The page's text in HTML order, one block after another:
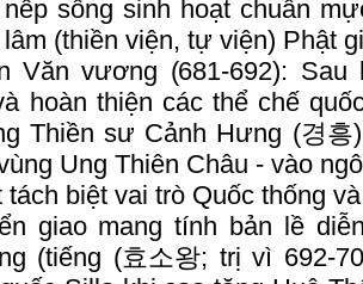
sống sinh hoạt chuẩn
(thiền viện, tự viện) Phật
Văn vương (681-692): Sau
hoàn thiện các thể chế
Thiền sư Cảnh Hưng (경
Ung Thiên Châu - vào
biệt vai trò Quốc thống
giao mang tính bản lề
(tiếng (효소왕; trị vì 692-